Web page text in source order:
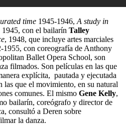
time 1945-1946, A study in
1945, con el bailarín Talley
, 1948, que incluye artes marciales
1955, con coreografía de Anthony
Ballet Opera School, son
filmados. Son películas en las que
explícita, pautada y ejecutada
las que el movimiento, en su natural
comunes. El mismo Gene Kelly,
bailarín, coreógrafo y director de
consultó a Deren sobre
la danza.